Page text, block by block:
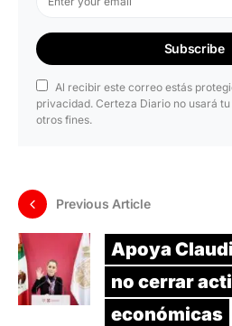
Subscribe
Al recibir este correo estás
privacidad. Certeza Diario no usará
otros fines.
Previous Article
Apoya
no cerrar
económicas